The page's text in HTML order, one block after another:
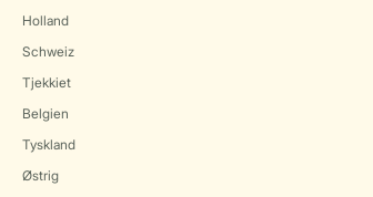
Holland
Schweiz
Tjekkiet
Belgien
Tyskland
Østrig